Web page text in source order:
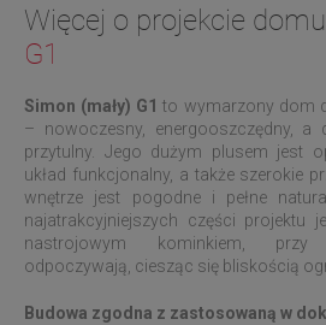
Więcej o projekcie domu
G1
Simon (mały) G1 to wymarzony dom
– nowoczesny, energooszczędny, a
przytulny. Jego dużym plusem jest
układ funkcjonalny, a także szerokie
wnętrze jest pogodne i pełne
najatrakcyjniejszych części projektu
nastrojowym kominkiem,
odpoczywają, ciesząc się bliskością
Budowa zgodna z zastosowaną w